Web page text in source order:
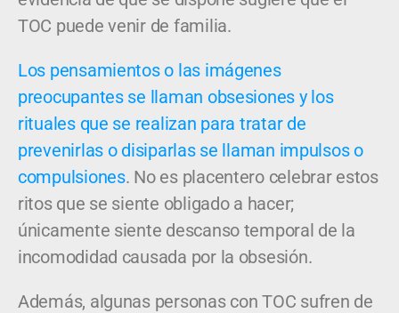
TOC puede venir de familia.
Los pensamientos o las imágenes
preocupantes se llaman obsesiones y los
rituales que se realizan para tratar de
prevenirlas o disiparlas se llaman impulsos o
compulsiones. No es placentero celebrar estos
ritos que se siente obligado a hacer;
únicamente siente descanso temporal de la
incomodidad causada por la obsesión.
Además, algunas personas con TOC sufren de